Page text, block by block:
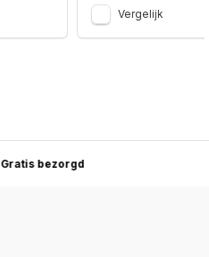
Vergelijk
Gratis bezorgd